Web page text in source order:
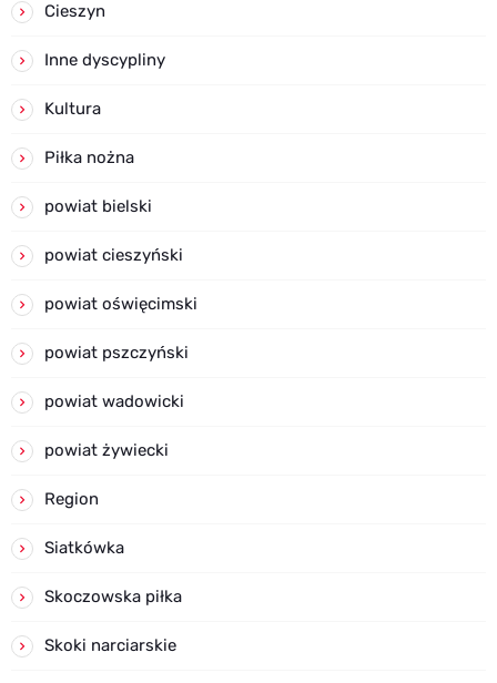
Cieszyn
Inne dyscypliny
Kultura
Piłka nożna
powiat bielski
powiat cieszyński
powiat oświęcimski
powiat pszczyński
powiat wadowicki
powiat żywiecki
Region
Siatkówka
Skoczowska piłka
Skoki narciarskie